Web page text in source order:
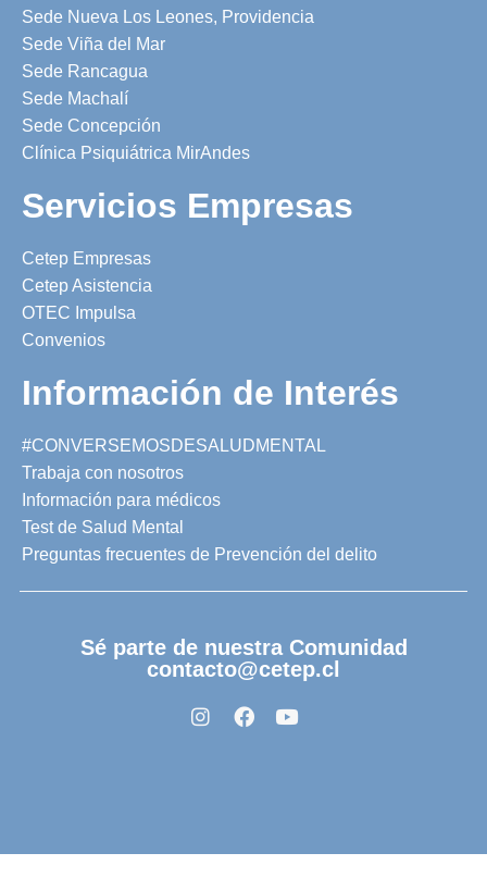
Sede Nueva Los Leones, Providencia
Sede Viña del Mar
Sede Rancagua
Sede Machalí
Sede Concepción
Clínica Psiquiátrica MirAndes
Servicios Empresas
Cetep Empresas
Cetep Asistencia
OTEC Impulsa
Convenios
Información de Interés
#CONVERSEMOSDESALUDMENTAL
Trabaja con nosotros
Información para médicos
Test de Salud Mental
Preguntas frecuentes de Prevención del delito
Sé parte de nuestra Comunidad
contacto@cetep.cl